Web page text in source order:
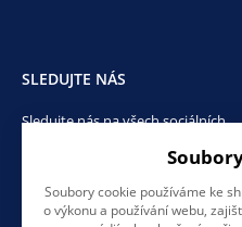
SLEDUJTE NÁS
Sledujte nás na všech sociálních
Soubory cookie používáme ke
o výkonu a používání webu,